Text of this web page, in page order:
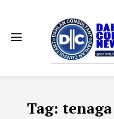
Tag: